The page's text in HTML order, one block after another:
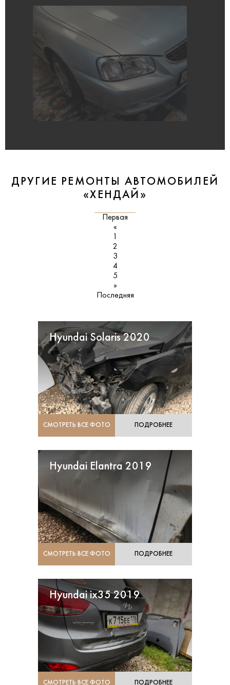
ДРУГИЕ РЕМОНТЫ АВТОМОБИЛЕЙ
«ХЕНДАЙ»
Первая
«
2
3
4
5
»
Последняя
Hyundai Solaris 2020
СМОТРЕТЬ ВСЕ ФОТО ПОДРОБНЕЕ
Hyundai Elantra 2019
СМОТРЕТЬ ВСЕ ФОТО ПОДРОБНЕЕ
Hyundai ix35 2019
СМОТРЕТЬ ВСЕ ФОТО ПОДРОБНЕЕ